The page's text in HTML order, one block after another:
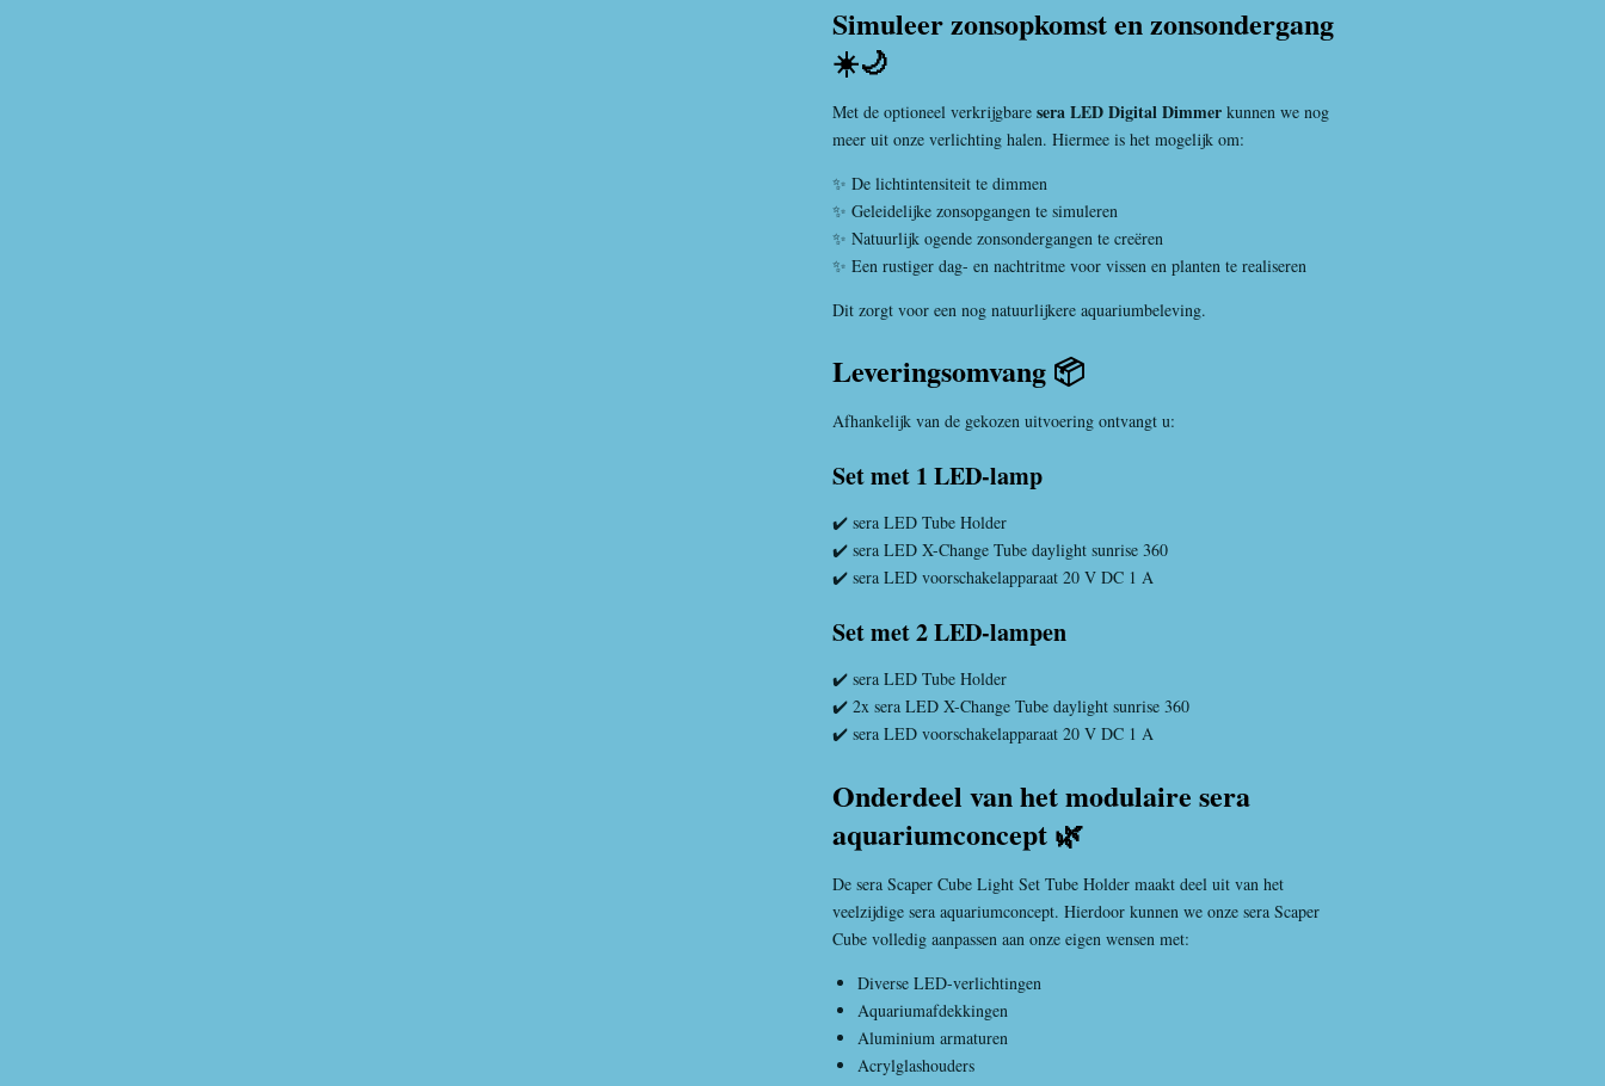
Simuleer zonsopkomst en zonsondergang
☀️🌙
Met de optioneel verkrijgbare sera LED Digital Dimmer kunnen we nog
meer uit onze verlichting halen. Hiermee is het mogelijk om:
✨ De lichtintensiteit te dimmen
✨ Geleidelijke zonsopgangen te simuleren
✨ Natuurlijk ogende zonsondergangen te creëren
✨ Een rustiger dag- en nachtritme voor vissen en planten te realiseren
Dit zorgt voor een nog natuurlijkere aquariumbeleving.
Leveringsomvang 📦
Afhankelijk van de gekozen uitvoering ontvangt u:
Set met 1 LED-lamp
✔️ sera LED Tube Holder
✔️ sera LED X-Change Tube daylight sunrise 360
✔️ sera LED voorschakelapparaat 20 V DC 1 A
Set met 2 LED-lampen
✔️ sera LED Tube Holder
✔️ 2x sera LED X-Change Tube daylight sunrise 360
✔️ sera LED voorschakelapparaat 20 V DC 1 A
Onderdeel van het modulaire sera
aquariumconcept 🌿
De sera Scaper Cube Light Set Tube Holder maakt deel uit van het
veelzijdige sera aquariumconcept. Hierdoor kunnen we onze sera Scaper
Cube volledig aanpassen aan onze eigen wensen met:
Diverse LED-verlichtingen
Aquariumafdekkingen
Aluminium armaturen
Acrylglashouders